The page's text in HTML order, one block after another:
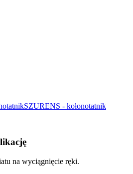
SZURENS - kołonotatnik
na wyciągnięcie ręki.